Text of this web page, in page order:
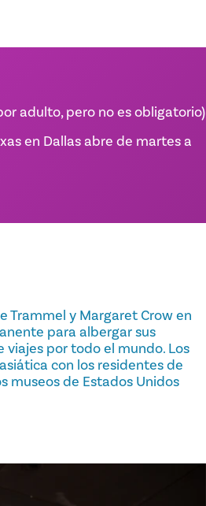
adulto, pero no es obligatorio)
en Dallas abre de martes a
Trammel y Margaret Crow en
para albergar sus
por todo el mundo. Los
con los residentes de
museos de Estados Unidos